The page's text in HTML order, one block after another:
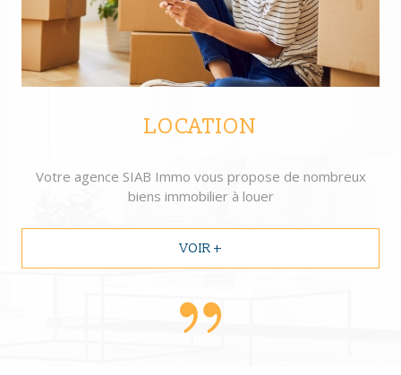
LOCATION
Votre agence SIAB Immo vous propose de nombreux
biens immobilier à louer
VOIR +